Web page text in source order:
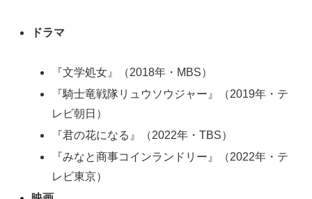
ドラマ
『文学処女』（2018年・MBS）
『騎士竜戦隊リュウソウジャー』（2019年・テ
レビ朝日）
『君の花になる』（2022年・TBS）
『みなと商事コインランドリー』（2022年・テ
レビ東京）